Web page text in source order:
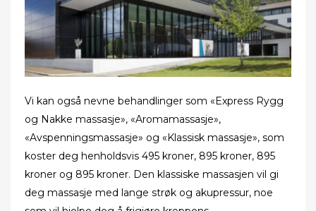
Vi kan også nevne behandlinger som «Express Rygg
og Nakke massasje», «Aromamassasje»,
«Avspenningsmassasje» og «Klassisk massasje», som
koster deg henholdsvis 495 kroner, 895 kroner, 895
kroner og 895 kroner. Den klassiske massasjen vil gi
deg massasje med lange strøk og akupressur, noe